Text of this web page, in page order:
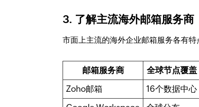
3. 了解主流海外邮箱服务商
市面上主流的海外企业邮箱服务各有
邮箱服务商 全球节点覆盖
Zoho邮箱
16个数据中心